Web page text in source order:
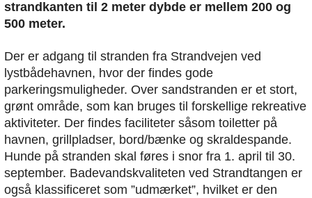
strandkanten til 2 meter dybde er mellem 200 og
500 meter.
Der er adgang til stranden fra Strandvejen ved
lystbådehavnen, hvor der findes gode
parkeringsmuligheder. Over sandstranden er et stort,
grønt område, som kan bruges til forskellige rekreative
aktiviteter. Der findes faciliteter såsom toiletter på
havnen, grillpladser, bord/bænke og skraldespande.
Hunde på stranden skal føres i snor fra 1. april til 30.
september. Badevandskvaliteten ved Strandtangen er
også klassificeret som ”udmærket”, hvilket er den